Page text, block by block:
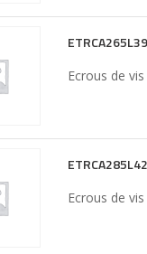
ETRCA265L39
Ecrous de
ETRCA285L42
Ecrous de